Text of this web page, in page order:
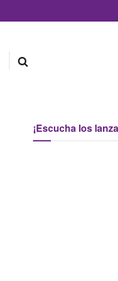
¡Escucha los